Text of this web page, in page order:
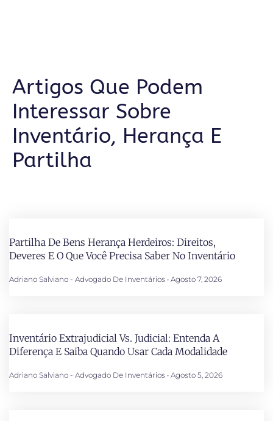
Artigos Que Podem
Interessar Sobre
Inventário, Herança E
Partilha
Partilha De Bens Herança Herdeiros: Direitos,
Deveres E O Que Você Precisa Saber No Inventário
Adriano Salviano - Advogado De Inventários Agosto 7, 2026
Inventário Extrajudicial Vs. Judicial: Entenda A
Diferença E Saiba Quando Usar Cada Modalidade
Adriano Salviano - Advogado De Inventários Agosto 5, 2026